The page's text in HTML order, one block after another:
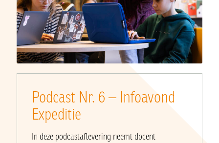
Podcast Nr. 6 – Infoavond
Expeditie
In deze podcastaflevering neemt docent